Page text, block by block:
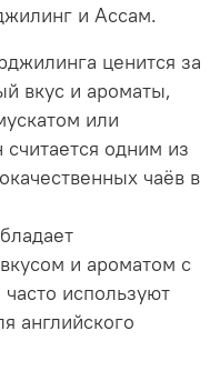
и Ассам.
ценится за
вкус и ароматы,
или
одним из
чаёв в
и ароматом с
используют
английского